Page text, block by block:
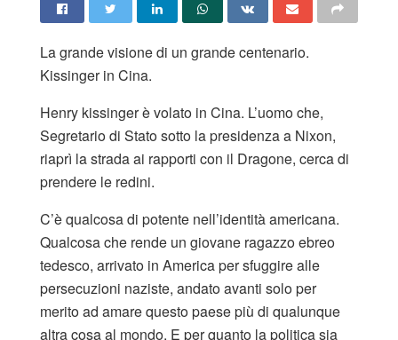
La grande visione di un grande centenario.
Kissinger in Cina.
Henry kissinger è volato in Cina. L’uomo che,
Segretario di Stato sotto la presidenza a Nixon,
riaprì la strada ai rapporti con il Dragone, cerca di
prendere le redini.
C’è qualcosa di potente nell’identità americana.
Qualcosa che rende un giovane ragazzo ebreo
tedesco, arrivato in America per sfuggire alle
persecuzioni naziste, andato avanti solo per
merito ad amare questo paese più di qualunque
altra cosa al mondo. E per quanto la politica sia